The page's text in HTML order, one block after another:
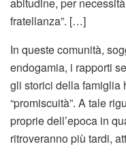
fratellanza”. […]
In queste comunità,
endogamia, i rapporti
gli storici della famiglia
“promiscuità”. A tale
proprie dell’epoca in
ritroveranno più tardi,